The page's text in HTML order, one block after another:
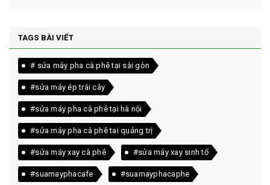
TAGS BÀI VIẾT
# sửa máy pha cà phê tại sài gòn
#sửa máy ép trái cây
#sửa máy pha cà phê tại hà nội
#sửa máy pha cà phê tai quảng trị
#sửa máy xay cà phê #sửa máy xay sinh tố
#suamayphacafe #suamayphacaphe